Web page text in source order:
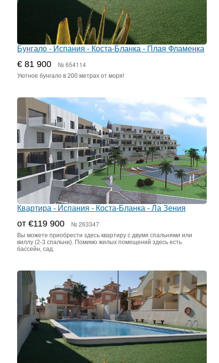
Бунгало - Испания - Коста-Бланка - Плая Фламенка
€ 81 900 № 654114
Уютное бунгало в 200 метрах от моря!
Квартира - Испания - Коста-Бланка - Ла Зения
от €119 900 № 263347
Вы можете приобрести здесь квартиру с двумя спальнями или
виллу (2-3 спальни). Помимо жилых помещений здесь есть
бассейн, сад.